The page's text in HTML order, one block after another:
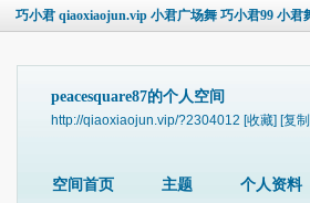
巧小君 qiaoxiaojun.vip 小君广场舞 巧小君99 小君
peacesquare87的个人空间
http://qiaoxiaojun.vip/?2304012 [收藏] [复
空间首页 主题 个人资料